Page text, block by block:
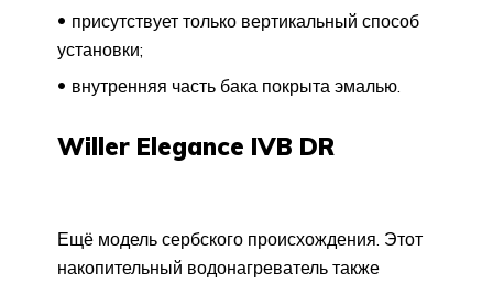
присутствует только вертикальный способ
установки;
внутренняя часть бака покрыта эмалью.
Willer Elegance IVB DR
Ещё модель сербского происхождения. Этот
накопительный водонагреватель также